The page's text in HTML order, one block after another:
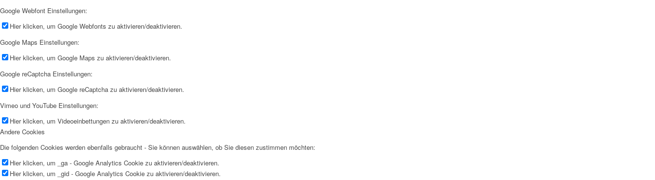
Google Webfont Einstellungen:
Hier klicken, um Google Webfonts zu aktivieren/deaktivieren.
Google Maps Einstellungen:
Hier klicken, um Google Maps zu aktivieren/deaktivieren.
Google reCaptcha Einstellungen:
Hier klicken, um Google reCaptcha zu aktivieren/deaktivieren.
Vimeo und YouTube Einstellungen:
Hier klicken, um Videoeinbettungen zu aktivieren/deaktivieren.
Andere Cookies
Die folgenden Cookies werden ebenfalls gebraucht - Sie können auswählen, ob Sie diesen zustimmen möchten:
Hier klicken, um _ga - Google Analytics Cookie zu aktivieren/deaktivieren.
Hier klicken, um _gid - Google Analytics Cookie zu aktivieren/deaktivieren.